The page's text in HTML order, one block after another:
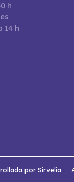
h
14 h
por Sirvelia